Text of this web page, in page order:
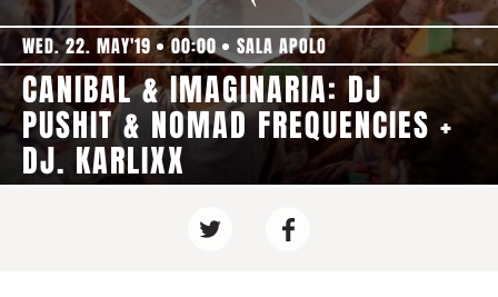
WED. 22. MAY'19 00:00 SALA APOLO
CANIBAL & IMAGINARIA: DJ
PUSHIT & NOMAD FREQUENCIES +
DJ. KARLIXX